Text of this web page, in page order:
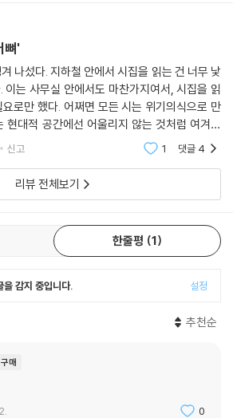
뼈'
나섰다. 지하철 안에서 시집을 읽는 건 너무 낯
이는 사무실 안에서도 마찬가지여서, 시집을 읽
로만 했다. 어쩌면 모든 시는 위기의식으로 만
현대적 공간에선 어울리지 않는 것처럼 여겨졌
자본주의가 주도하는 21세기 현대적 공간에서
신고 1 댓글 4
리뷰 전체보기
한줄평 1
을 감지 중입니다. 설정
추천순
구매
0